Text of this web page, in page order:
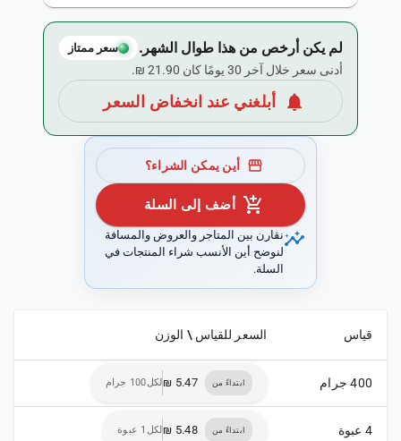
لم يكن أرخص من هذا طوال الشهر. سعر ممتاز
أدنى سعر خلال آخر 30 يومًا كان ‏21.90 ₪.
notifications أبلغني عند انخفاض السعر
storefront أين يمكن الشراء؟
add_shopping_cart أضف إلى السلة
insightsنقارن بين المتاجر والعروض والمسافة
لنوضح أين الأنسب شراء المنتجات في
السلة.
قياس السعر للقياس \ الوزن
400 جرام ابتداءً من ‏5.47 ₪ لكل100 جرام
4 عبوة ابتداءً من ‏5.48 ₪ لكل1 عبوة